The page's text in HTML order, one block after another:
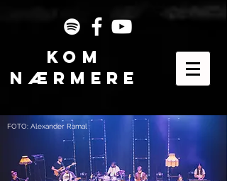
KOM
NÆRMEre
FOTO: Alexander Ramal